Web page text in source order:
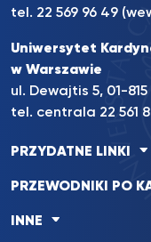
tel. 22 569 96 49
Uniwersytet
w Warszawie
ul. Dewajtis 5, 01-
tel. centrala 22 561
PRZYDATNE LINKI
PRZEWODNIKI PO
INNE